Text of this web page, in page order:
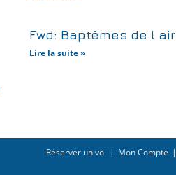
Fwd: Baptêmes de l air
Lire la suite »
Réserver un vol Mon Compte